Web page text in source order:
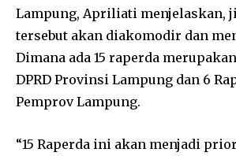
Lampung, Apriliati menjelaskan,
tersebut akan diakomodir dan
Dimana ada 15 raperda
DPRD Provinsi Lampung dan 6
Pemprov Lampung.
“15 Raperda ini akan menjadi